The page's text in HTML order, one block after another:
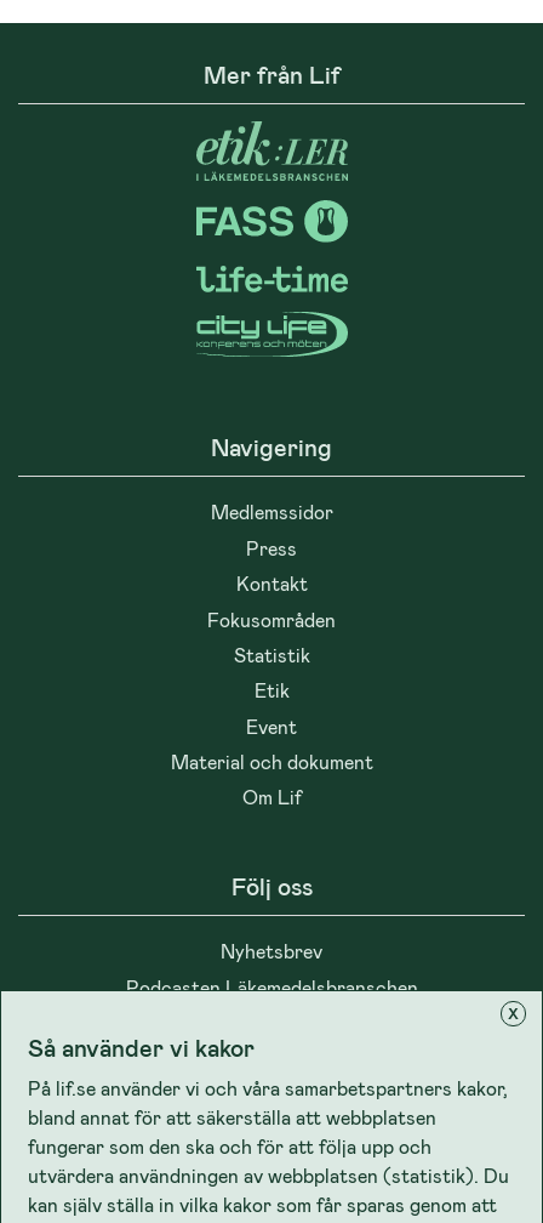
x
Så använder vi kakor
På lif.se använder vi och våra samarbetspartners kakor,
bland annat för att säkerställa att webbplatsen
fungerar som den ska och för att följa upp och
utvärdera användningen av webbplatsen (statistik). Du
kan själv ställa in vilka kakor som får sparas genom att
Mer från Lif
Navigering
Medlemssidor
Press
Kontakt
Fokusområden
Statistik
Etik
Event
Material och dokument
Om Lif
Följ oss
Nyhetsbrev
Podcasten Läkemedelsbranschen
Integritet
Cookiepolicy